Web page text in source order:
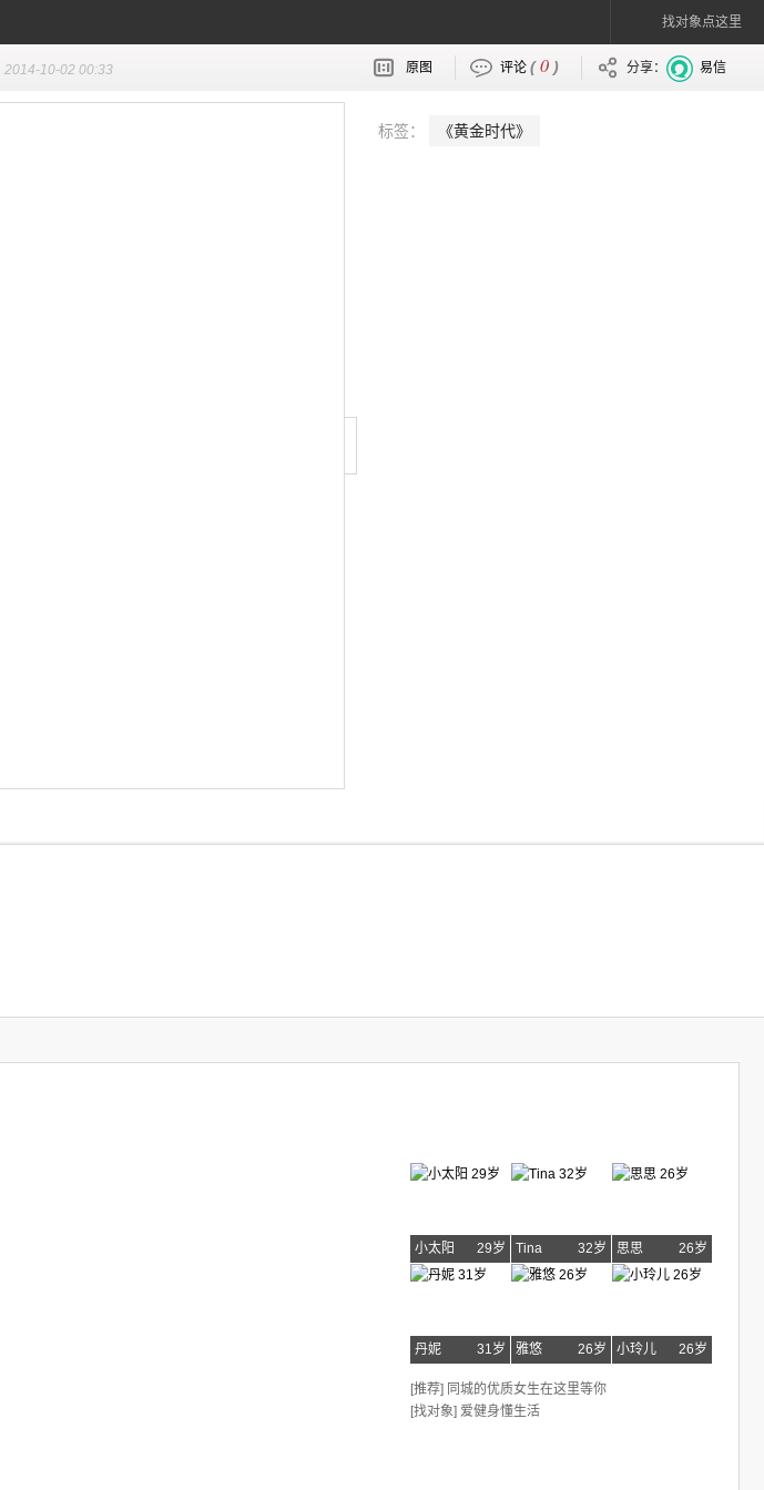
找对象点这里
2014-10-02 00:33 原图 评论 (0 ) 分享： 易信
标签： 《黄金时代》
小太阳 29岁 Tina 32岁 思思 26岁
丹妮 31岁 雅悠 26岁 小玲儿 26岁
[推荐] 同城的优质女生在这里等你
[找对象] 爱健身懂生活